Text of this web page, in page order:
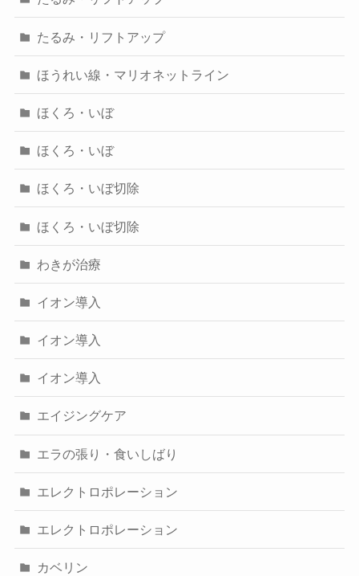
たるみ・リフトアップ
ほうれい線・マリオネットライン
ほくろ・いぼ
ほくろ・いぼ
ほくろ・いぼ切除
ほくろ・いぼ切除
わきが治療
イオン導入
イオン導入
イオン導入
エイジングケア
エラの張り・食いしばり
エレクトロポレーション
エレクトロポレーション
カベリン